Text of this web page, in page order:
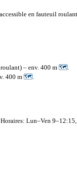
en fauteuil
– env. 400 m 🗺.
400 m 🗺.
Lun–Ven